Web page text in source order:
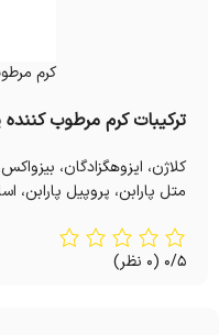
کرم
ترکیبات کرم مرطوب
کلاژن، ایزوهگزادگان،
متل پارابن، پروپیل پارابن،
0/5 (0 نظر)